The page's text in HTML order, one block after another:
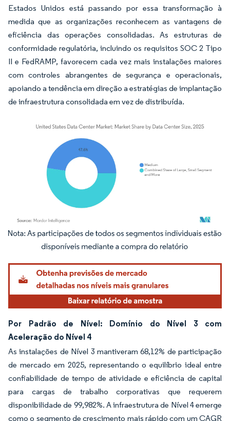
Estados Unidos está passando por essa transformação à
medida que as organizações reconhecem as vantagens de
eficiência das operações consolidadas. As estruturas de
conformidade regulatória, incluindo os requisitos SOC 2 Tipo
II e FedRAMP, favorecem cada vez mais instalações maiores
com controles abrangentes de segurança e operacionais,
apoiando a tendência em direção a estratégias de implantação
de infraestrutura consolidada em vez de distribuída.
Imagem © Mordor Intelligence. O reuso requer atribuição conforme CC BY 4.0.
Por Padrão de Nível: Domínio do Nível 3 com
Aceleração do Nível 4
As instalações de Nível 3 mantiveram 68,12% de participação
de mercado em 2025, representando o equilíbrio ideal entre
confiabilidade de tempo de atividade e eficiência de capital
para cargas de trabalho corporativas que requerem
disponibilidade de 99,982%. A infraestrutura de Nível 4 emerge
como o segmento de crescimento mais rápido com um CAGR